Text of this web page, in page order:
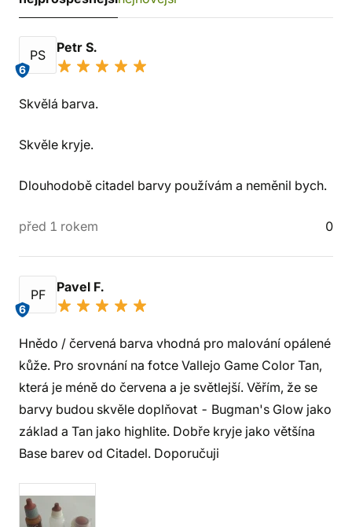
PS
6
Petr S.
Skvělá barva.
Skvěle kryje.
Dlouhodobě citadel barvy používám a neměnil bych.
před 1 rokem 0
PF
6
Pavel F.
Hnědo / červená barva vhodná pro malování opálené
kůže. Pro srovnání na fotce Vallejo Game Color Tan,
která je méně do červena a je světlejší. Věřím, že se
barvy budou skvěle doplňovat - Bugman's Glow jako
základ a Tan jako highlite. Dobře kryje jako většína
Base barev od Citadel. Doporučuji